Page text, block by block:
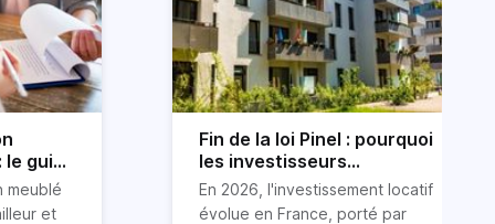
guide
meublé
et
Fin de la loi Pinel : pourquoi
les investisseurs
immobiliers se tournent
vers le LLI en 2026
En 2026, l'investissement locatif
évolue en France, porté par